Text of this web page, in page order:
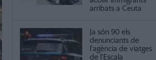
arribats a Ceuta
Ja són 90 els
denunciants de
l'agència de viatges
de l'Escala